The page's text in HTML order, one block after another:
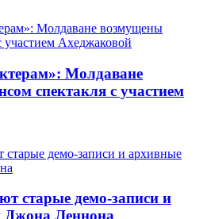
Молдаване
спектакля с участием
старые демо-записи и
Джона Леннона